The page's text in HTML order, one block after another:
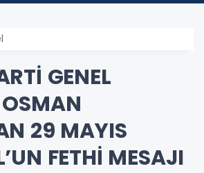
18 gününe yetiyor
GENEL
29 MAYIS
FETHİ MESAJI